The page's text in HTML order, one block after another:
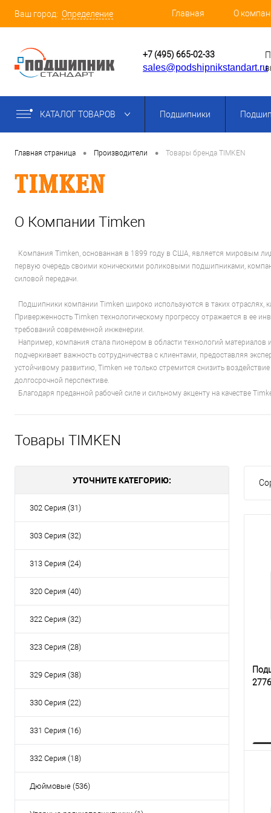
Ваш город: Определение Главная О
+7 (495) 665-02-33
sales@podshipnikstandart.ru
КАТАЛОГ ТОВАРОВ Подшипники
Главная страница • Производители • Товары бренда TIMKEN
О Компании Timken
Компания Timken, основанная в 1899 году в США, является мировым
первую очередь своими коническими роликовыми подшипниками,
силовой передачи.
Подшипники компании Timken широко используются в таких отраслях,
Приверженность Timken технологическому прогрессу отражается в ее
требований современной инженерии.
Например, компания стала пионером в области технологий материалов
подчеркивает важность сотрудничества с клиентами, предоставляя
устойчивому развитию, Timken не только стремится снизить
долгосрочной перспективе.
Благодаря преданной рабочей силе и сильному акценту на качестве
Товары TIMKEN
УТОЧНИТЕ КАТЕГОРИЮ:
302 Серия (31)
303 Серия (32)
313 Серия (24)
320 Серия (40)
322 Серия (32)
323 Серия (28)
329 Серия (38)
330 Серия (22)
331 Серия (16)
332 Серия (18)
Дюймовые (536)